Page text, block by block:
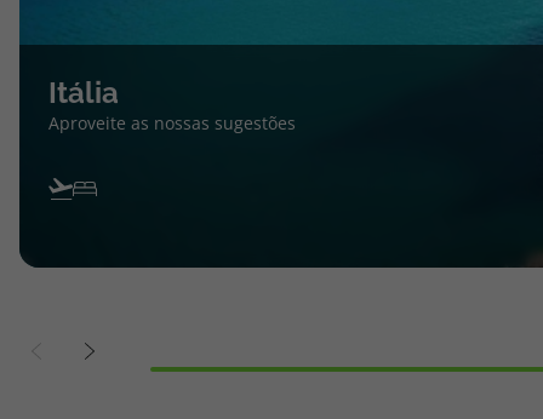
Itália
Aproveite as nossas sugestões